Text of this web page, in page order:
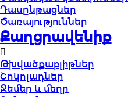
Դասընթացներ
Ծառայություններ
Քաղցրավենիք
Թխվածքաբլիթներ
Շոկոլադներ
Ջեմեր և մեղր